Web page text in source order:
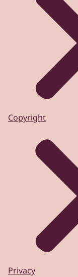
Copyright
Privacy